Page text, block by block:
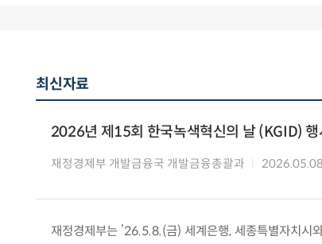
최신자료
2026년 제15회 한국녹색혁신의 날 (KGID) 행
재정경제부 개발금융국 개발금융총괄과 2026.05.08
재정경제부는 ’26.5.8.(금) 세계은행, 세종특별자치